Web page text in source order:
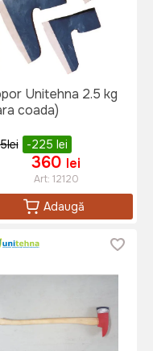
Unitehna 2.5 kg
coada)
lei -225 lei
360 lei
Art: 12120
Adaugă